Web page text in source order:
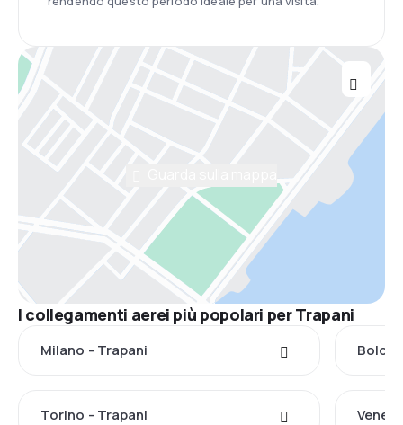
I collegamenti aerei più popolari per Trapani
Milano - Trapani
Torino - Trapani